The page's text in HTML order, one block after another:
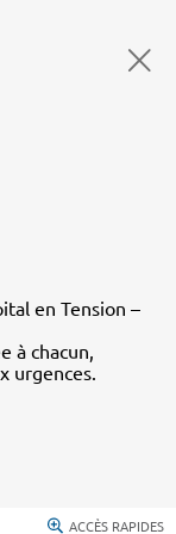
en Tension –
à chacun,
urgences.
ACCÈS RAPIDES